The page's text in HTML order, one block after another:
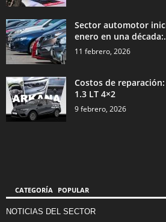
Sector automotor
enero en una
11 febrero, 2026
Costos de
1.3 LT 4×2
9 febrero, 2026
CATEGORÍA POPULAR
NOTICIAS DEL SECTOR